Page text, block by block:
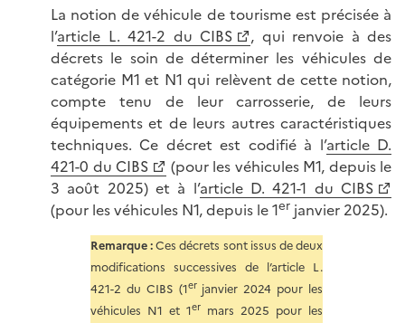
La notion de véhicule de tourisme est précisée à
l’article L. 421-2 du CIBS
, qui renvoie à des
décrets le soin de déterminer les véhicules de
catégorie M1 et N1 qui relèvent de cette notion,
compte tenu de leur carrosserie, de leurs
équipements et de leurs autres caractéristiques
techniques. Ce décret est codifié à l’article D.
421-0 du CIBS
(pour les véhicules M1, depuis le
3 août 2025) et à l’article D. 421-1 du CIBS
(pour les véhicules N1, depuis le 1er janvier 2025).
Remarque :Ces décrets sont issus de deux
modifications successives de l’article L.
421-2 du CIBS (1erjanvier 2024 pour les
véhicules N1 et 1ermars 2025 pour les